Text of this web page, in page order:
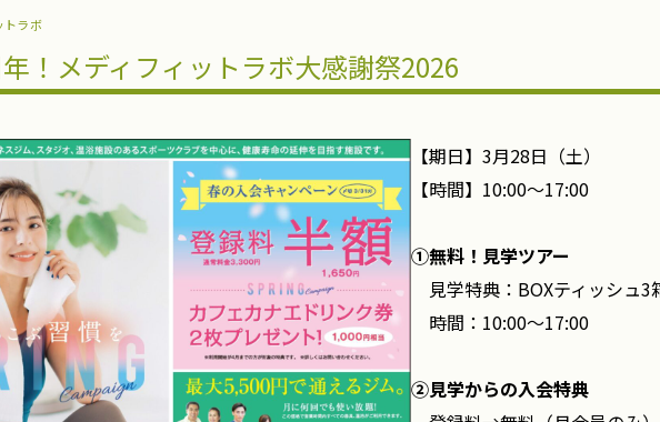
トラボ
年！メディフィットラボ大感謝祭2026
【期日】3月28日（土）
【時間】10:00～17:00
①無料！見学ツアー
見学特典：BOXティッシュ3
時間：10:00～17:00
②見学からの入会特典